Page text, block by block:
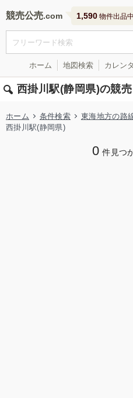
競売公売 1,590 物件出品中
ホーム 地図検索 カレン
西掛川駅(静岡県)の競
ホーム 条件検索 東海地方の路
西掛川駅(静岡県)
0 件見つ